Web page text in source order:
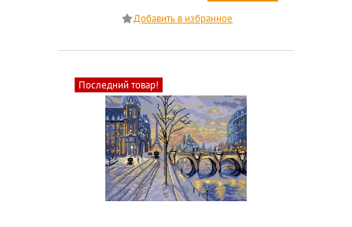
Последний товар!